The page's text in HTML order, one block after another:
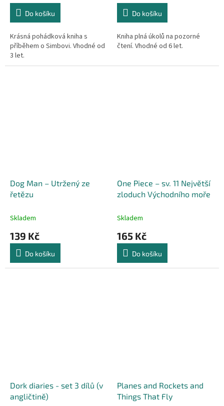
Do košíku
Krásná pohádková kniha s
příběhem o Simbovi. Vhodné od
3 let.
Do košíku
Kniha plná úkolů na pozorné
čtení. Vhodné od 6 let.
Dog Man – Utržený ze
řetězu
Skladem
139 Kč
Do košíku
One Piece – sv. 11 Největší
zloduch Východního moře
Skladem
165 Kč
Do košíku
Dork diaries - set 3 dílů (v
angličtině)
Planes and Rockets and
Things That Fly